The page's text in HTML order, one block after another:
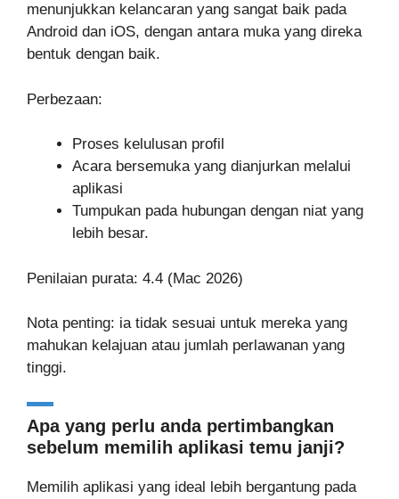
menunjukkan kelancaran yang sangat baik pada
Android dan iOS, dengan antara muka yang direka
bentuk dengan baik.
Perbezaan:
Proses kelulusan profil
Acara bersemuka yang dianjurkan melalui
aplikasi
Tumpukan pada hubungan dengan niat yang
lebih besar.
Penilaian purata: 4.4 (Mac 2026)
Nota penting: ia tidak sesuai untuk mereka yang
mahukan kelajuan atau jumlah perlawanan yang
tinggi.
Apa yang perlu anda pertimbangkan
sebelum memilih aplikasi temu janji?
Memilih aplikasi yang ideal lebih bergantung pada